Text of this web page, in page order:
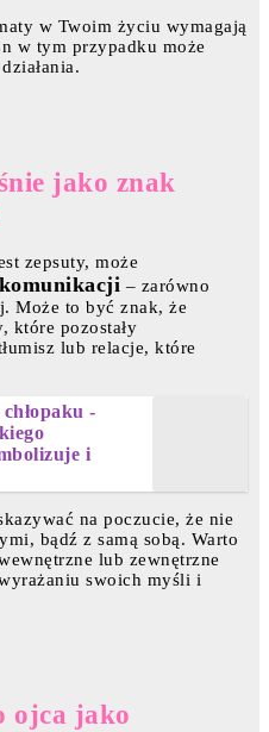
w Twoim życiu wymagają
w tym przypadku może
jako znak
zepsuty, może
– zarówno
Może to być znak, że
które pozostały
lub relacje, które
chłopaku -
i
na poczucie, że nie
bądź z samą sobą. Warto
lub zewnętrzne
swoich myśli i
ojca jako